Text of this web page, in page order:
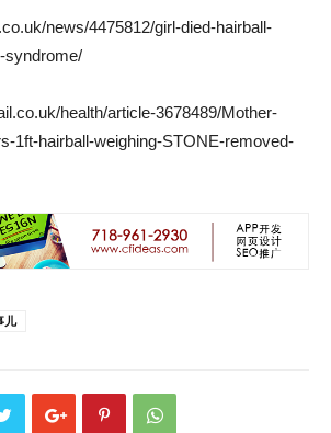
news/4475812/girl-died-hairball-
syndrome/
health/article-3678489/Mother-
1ft-hairball-weighing-STONE-removed-
儿